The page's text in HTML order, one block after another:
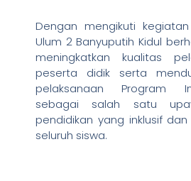
Dengan mengikuti
Ulum 2 Banyuputih Kidul
meningkatkan kualitas
peserta didik serta
pelaksanaan Program
sebagai salah satu
pendidikan yang inklusif
seluruh siswa.